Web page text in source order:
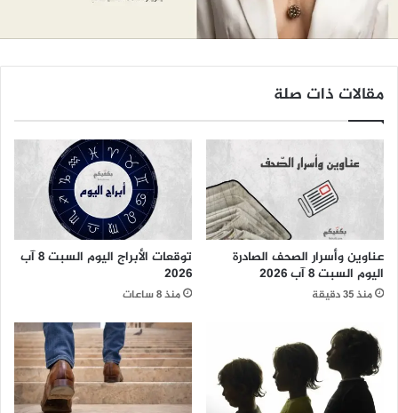
مقالات ذات صلة
عناوين وأسرار الصحف الصادرة
اليوم السبت 8 آب 2026
منذ 35 دقيقة
توقعات الأبراج اليوم السبت 8 آب
2026
منذ 8 ساعات